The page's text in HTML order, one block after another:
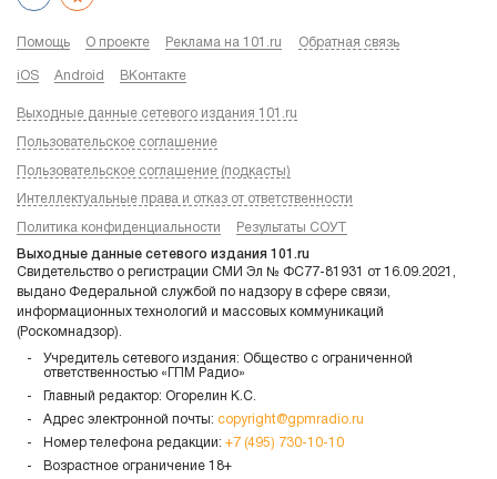
Помощь О проекте Реклама на 101.ru Обратная связь
iOS Android ВКонтакте
Выходные данные сетевого издания 101.ru
Пользовательское соглашение
Пользовательское соглашение (подкасты)
Интеллектуальные права и отказ от ответственности
Политика конфиденциальности Результаты СОУТ
Выходные данные сетевого издания 101.ru
Свидетельство о регистрации СМИ Эл № ФС77-81931 от 16.09.2021,
выдано Федеральной службой по надзору в сфере связи,
информационных технологий и массовых коммуникаций
(Роскомнадзор).
Учредитель сетевого издания: Общество с ограниченной
ответственностью «ГПМ Радио»
Главный редактор: Огорелин К.С.
Адрес электронной почты: copyright@gpmradio.ru
Номер телефона редакции: +7 (495) 730-10-10
Возрастное ограничение 18+